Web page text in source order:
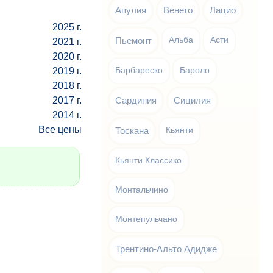
2025 г.
2021 г.
2020 г.
2019 г.
2018 г.
2017 г.
2014 г.
Все цены
Апулия Венето Лацио
Пьемонт Альба Асти
Барбареско Бароло
Сардиния Сицилия
Тоскана Кьянти
Кьянти Классико
Монтальчино
Монтепульчано
Трентино-Альто Адидже